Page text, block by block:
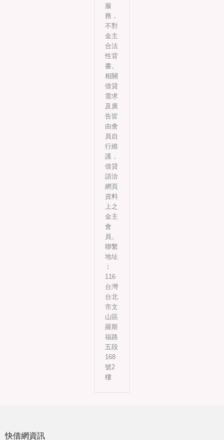
服
務，
不對
金主
合法
性背
書。
相關
借貸
需求
及廣
告皆
由會
員自
行維
護，
借貸
請洽
網頁
資料
上之
金主
會
員。
聯繫
地址
︰
116
台灣
台北
市文
山區
羅斯
福路
五段
168
號2
樓
快借網資訊